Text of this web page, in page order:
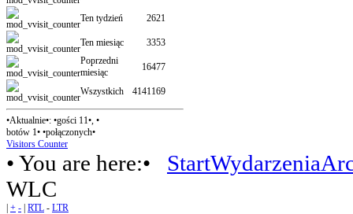
Ten tydzień 2621
Ten miesiąc
3353
Poprzedni
miesiąc
16477
Wszystkich 4141169
•Aktualnie•: •gości 11•, •
botów 1• •połączonych•
Visitors Counter
• You are here:• StartWydarzenia
WLC
| + - | RTL - LTR